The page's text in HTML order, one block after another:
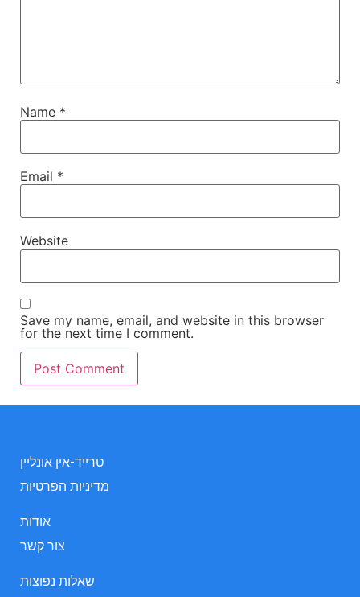
Name *
Email *
Website
Save my name, email, and website in this browser
for the next time I comment.
טרייד-אין אונליין
מדיניות הפרטיות
אודות
צור קשר
שאלות נפוצות